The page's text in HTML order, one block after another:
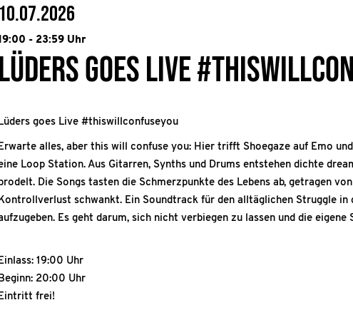
10.07.2026
- 23:59 Uhr
Lüders goes Live
Lüders goes Live #thiswillconfuseyou
Erwarte alles, aber this will confuse you: Hier trifft Shoegaze auf Emo
Loop Station. Aus Gitarren, Synths und Drums entstehen dichte
brodelt. Die Songs tasten die Schmerzpunkte des Lebens ab, getragen
Kontrollverlust schwankt. Ein Soundtrack für den alltäglichen Struggle in
Es geht darum, sich nicht verbiegen zu lassen und die eigene
Einlass: 19:00 Uhr
Beginn: 20:00 Uhr
Eintritt frei!